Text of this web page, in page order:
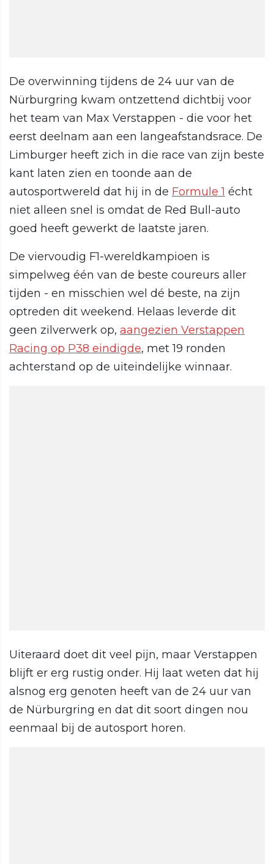
De overwinning tijdens de 24 uur van de
Nürburgring kwam ontzettend dichtbij voor
het team van Max Verstappen - die voor het
eerst deelnam aan een langeafstandsrace. De
Limburger heeft zich in die race van zijn beste
kant laten zien en toonde aan de
autosportwereld dat hij in de Formule 1 écht
niet alleen snel is omdat de Red Bull-auto
goed heeft gewerkt de laatste jaren.
De viervoudig F1-wereldkampioen is
simpelweg één van de beste coureurs aller
tijden - en misschien wel dé beste, na zijn
optreden dit weekend. Helaas leverde dit
geen zilverwerk op, aangezien Verstappen
Racing op P38 eindigde, met 19 ronden
achterstand op de uiteindelijke winnaar.
Uiteraard doet dit veel pijn, maar Verstappen
blijft er erg rustig onder. Hij laat weten dat hij
alsnog erg genoten heeft van de 24 uur van
de Nürburgring en dat dit soort dingen nou
eenmaal bij de autosport horen.